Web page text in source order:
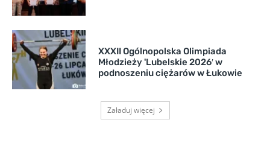
XXXII Ogólnopolska Olimpiada
Młodzieży 'Lubelskie 2026′ w
podnoszeniu ciężarów w Łukowie
Załaduj więcej